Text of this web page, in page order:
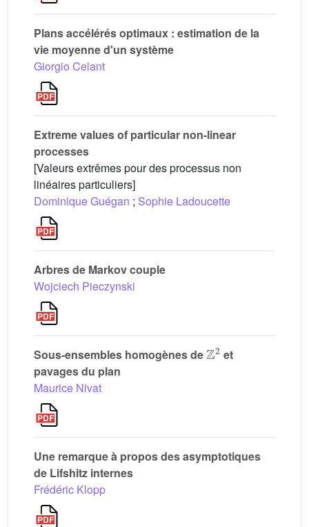
Plans accélérés optimaux : estimation de la
vie moyenne d'un système
Giorgio Celant
Extreme values of particular non-linear
processes
[Valeurs extrêmes pour des processus non
linéaires particuliers]
Dominique Guégan ; Sophie Ladoucette
Arbres de Markov couple
Wojciech Pieczynski
Sous-ensembles homogènes de
2
et
pavages du plan
Maurice Nivat
Une remarque à propos des asymptotiques
de Lifshitz internes
Frédéric Klopp